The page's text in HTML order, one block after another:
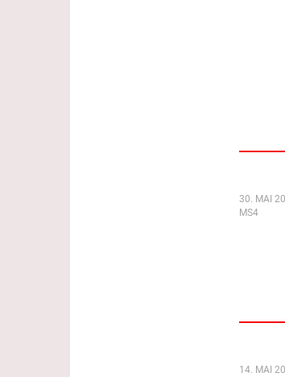
30. MAI
MS4
14. MAI